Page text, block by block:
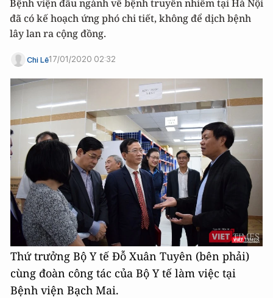
Bệnh viện đầu ngành về bệnh truyền nhiễm tại Hà Nội
đã có kế hoạch ứng phó chi tiết, không để dịch bệnh
lây lan ra cộng đồng.
Chi Lê17/01/2020 02:32
Thứ trưởng Bộ Y tế Đỗ Xuân Tuyên (bên phải)
cùng đoàn công tác của Bộ Y tế làm việc tại
Bệnh viện Bạch Mai.